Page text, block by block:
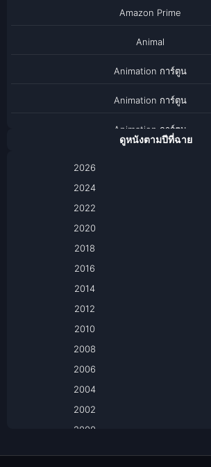
Amazon Prime
Animal
Animation การ์ตูน
Animation การ์ตูน
Animation การ์ตูน
Based on a True Story เรื่องจริง
Based on a True Story เรื่องจริง
ดูหนังตามปีที่ฉาย
2026
2024
2022
2020
2018
2016
2014
2012
2010
2008
2006
2004
2002
2000